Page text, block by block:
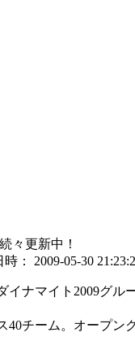
々更新中！
： 2009-05-30
ナマイト2009グル
40チーム。オープン